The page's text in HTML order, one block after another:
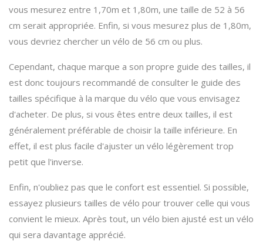
vous mesurez entre 1,70m et 1,80m, une taille de 52 à 56
cm serait appropriée. Enfin, si vous mesurez plus de 1,80m,
vous devriez chercher un vélo de 56 cm ou plus.
Cependant, chaque marque a son propre guide des tailles, il
est donc toujours recommandé de consulter le guide des
tailles spécifique à la marque du vélo que vous envisagez
d'acheter. De plus, si vous êtes entre deux tailles, il est
généralement préférable de choisir la taille inférieure. En
effet, il est plus facile d'ajuster un vélo légèrement trop
petit que l'inverse.
Enfin, n'oubliez pas que le confort est essentiel. Si possible,
essayez plusieurs tailles de vélo pour trouver celle qui vous
convient le mieux. Après tout, un vélo bien ajusté est un vélo
qui sera davantage apprécié.